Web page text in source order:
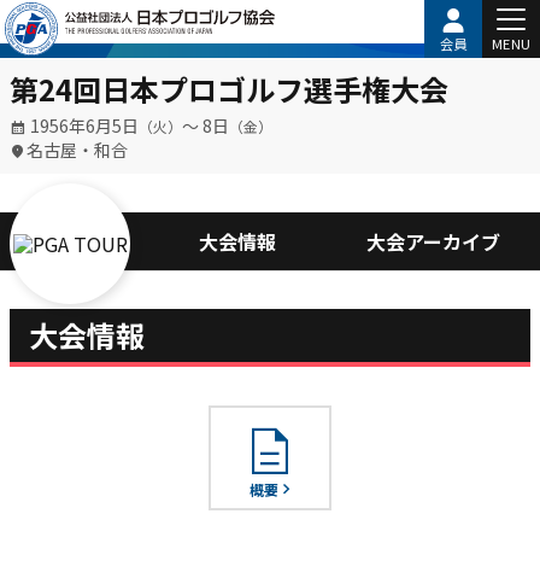
会員 MENU
第24回日本プロゴルフ選手権大会
1956年6月5日 （火） 〜 8日 （金）
名古屋・和合
大会情報 大会アーカイブ
大会情報
description
概要